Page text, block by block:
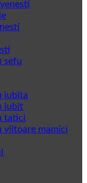
sefu
iubita
iubit
tatici
viitoare mamici